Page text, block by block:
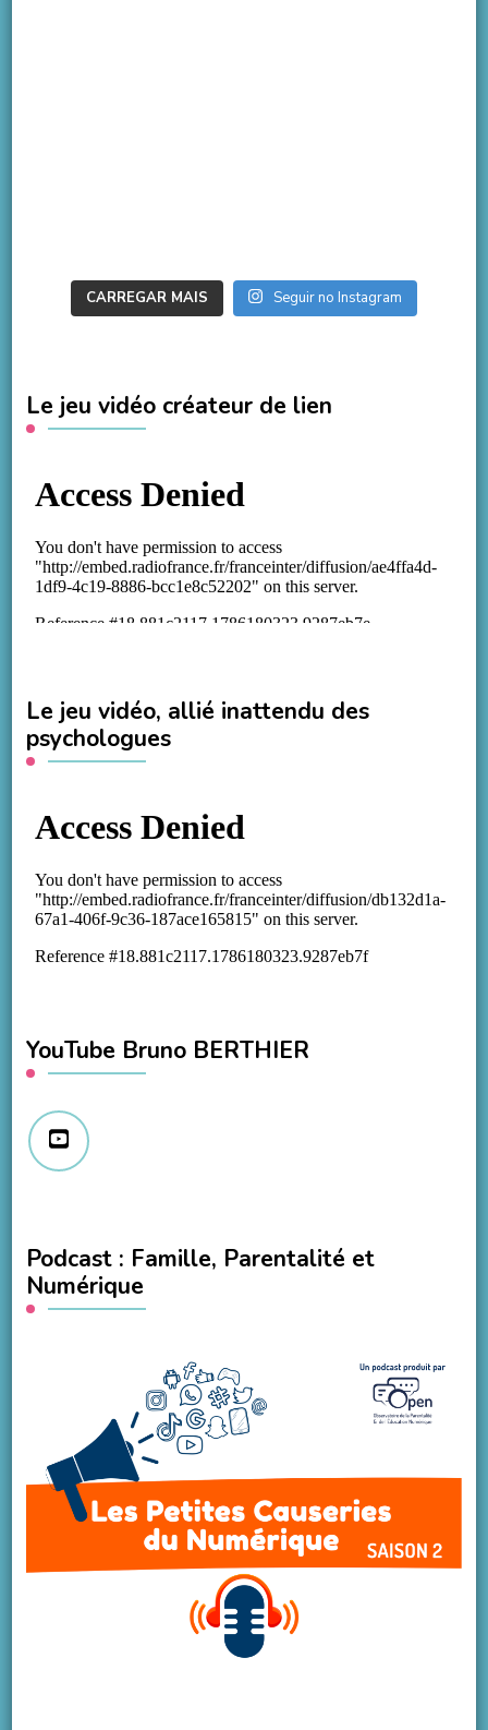
CARREGAR MAIS Seguir no Instagram
Le jeu vidéo créateur de lien
Le jeu vidéo, allié inattendu des
psychologues
YouTube Bruno BERTHIER
Podcast : Famille, Parentalité et
Numérique